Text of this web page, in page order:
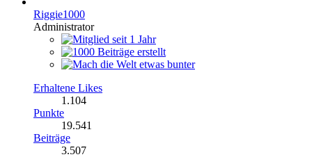
Riggie1000
Administrator
Erhaltene Likes
1.104
Punkte
19.541
Beiträge
3.507